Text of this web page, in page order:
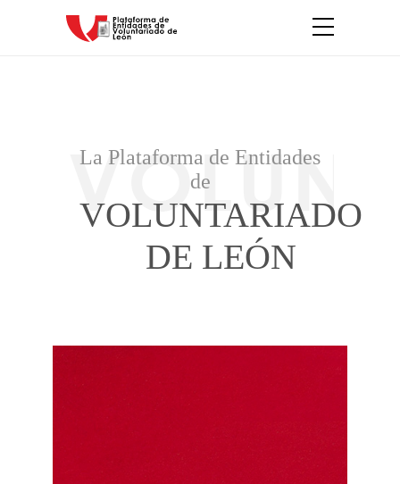
La Plataforma de Entidades
de
VOLUNTARIADO
DE LEÓN